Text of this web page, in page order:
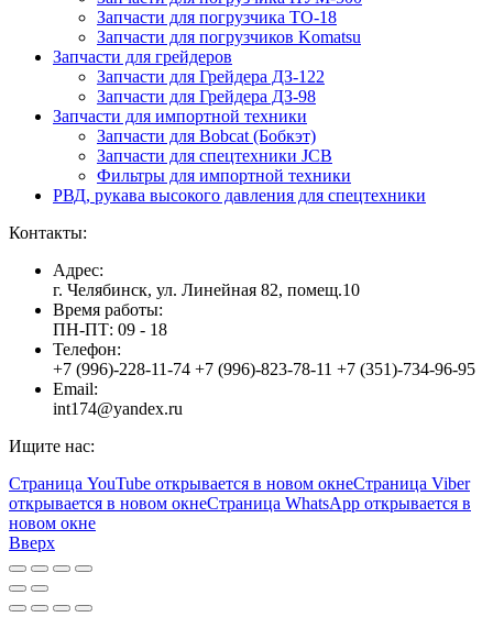
Запчасти для погрузчика ТО-18
Запчасти для погрузчиков Komatsu
Запчасти для грейдеров
Запчасти для Грейдера ДЗ-122
Запчасти для Грейдера ДЗ-98
Запчасти для импортной техники
Запчасти для Bobcat (Бобкэт)
Запчасти для спецтехники JCB
Фильтры для импортной техники
РВД, рукава высокого давления для спецтехники
Контакты:
Адрес:
г. Челябинск, ул. Линейная 82, помещ.10
Время работы:
ПН-ПТ: 09 - 18
Телефон:
+7 (996)-228-11-74 +7 (996)-823-78-11 +7 (351)-734-96-95
Email:
int174@yandex.ru
Ищите нас:
Страница YouTube открывается в новом окнеСтраница Viber
открывается в новом окнеСтраница WhatsApp открывается в
новом окне
Вверх